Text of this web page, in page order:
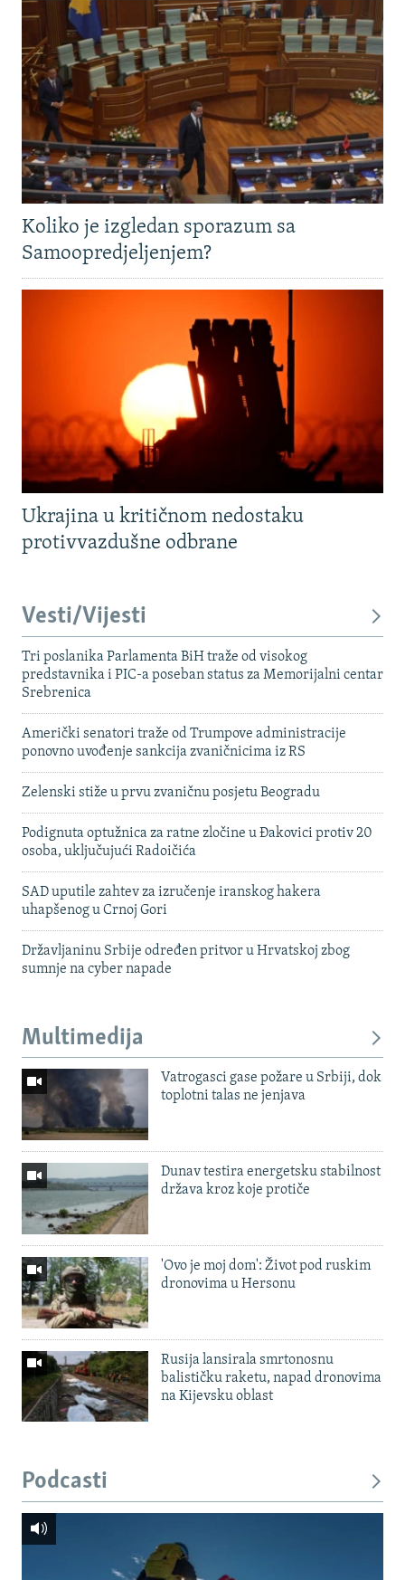
Koliko je izgledan sporazum sa
Samoopredjeljenjem?
Ukrajina u kritičnom nedostaku
protivvazdušne odbrane
Vesti/Vijesti
Tri poslanika Parlamenta BiH traže od visokog
predstavnika i PIC-a poseban status za Memorijalni centar
Srebrenica
Američki senatori traže od Trumpove administracije
ponovno uvođenje sankcija zvaničnicima iz RS
Zelenski stiže u prvu zvaničnu posjetu Beogradu
Podignuta optužnica za ratne zločine u Đakovici protiv 20
osoba, uključujući Radoičića
SAD uputile zahtev za izručenje iranskog hakera
uhapšenog u Crnoj Gori
Državljaninu Srbije određen pritvor u Hrvatskoj zbog
sumnje na cyber napade
Multimedija
Vatrogasci gase požare u Srbiji, dok
toplotni talas ne jenjava
Dunav testira energetsku stabilnost
država kroz koje protiče
'Ovo je moj dom': Život pod ruskim
dronovima u Hersonu
Rusija lansirala smrtonosnu
balističku raketu, napad dronovima
na Kijevsku oblast
Podcasti